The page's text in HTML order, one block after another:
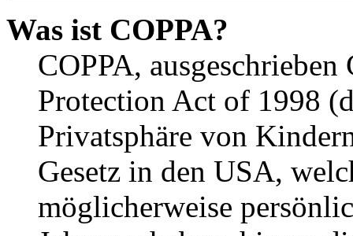
Was ist COPPA?
COPPA,
Protection Act of 1998
Privatsphäre von
Gesetz in den USA,
möglicherweise